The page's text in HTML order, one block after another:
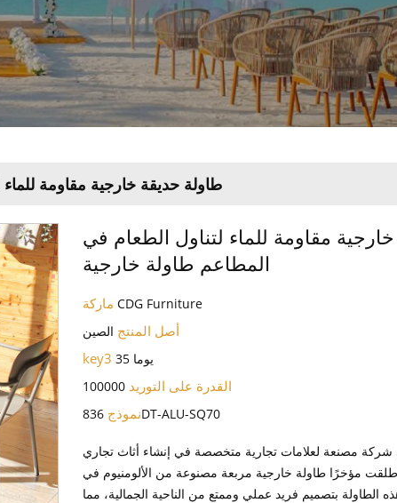
طاولة حديقة خارجية مقاومة
مقاومة للماء لتناول الطعام في
المطاعم طاولة خارجية
ماركةCDG Furniture
أصل المنتج الصين
key3 35 يوما
القدرة على التوريد 100000
نموذج836DT-ALU-SQ70
مصنعة لعلامات تجارية متخصصة في إنشاء أثاث تجاري
مؤخرًا طاولة خارجية مربعة مصنوعة من الألومنيوم في
الطاولة بتصميم فريد عملي وممتع من الناحية الجمالية، مما